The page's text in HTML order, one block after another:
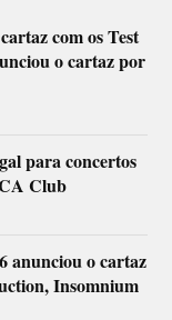
com os Test
o cartaz por
para concertos
Club
anunciou o cartaz
Insomnium